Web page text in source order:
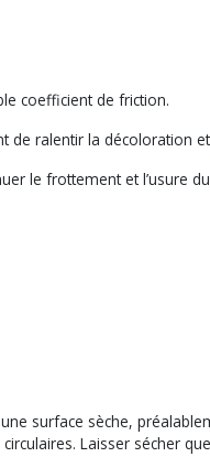
coefficient de friction.
de ralentir la décoloration
le frottement et l’usure
surface sèche,
Laisser sécher